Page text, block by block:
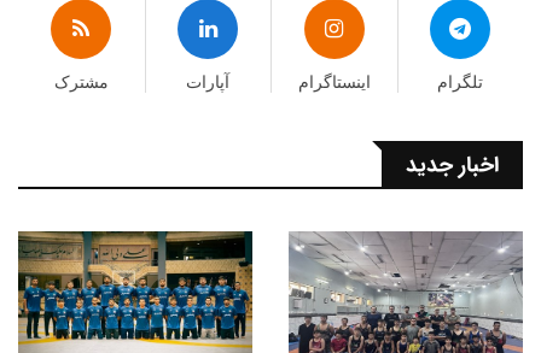
تلگرام اینستاگرام آپارات مشترک
اخبار جدید